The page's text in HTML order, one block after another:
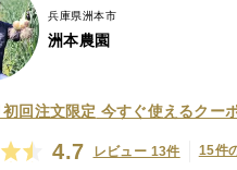
兵庫県洲本市
洲本農園
回注文限定 今すぐ使えるクー
4.7 レビュー 13件 15件